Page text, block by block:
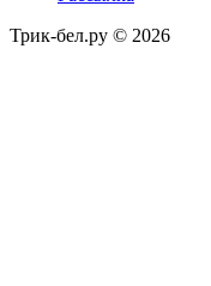
Трик-бел.ру © 2026